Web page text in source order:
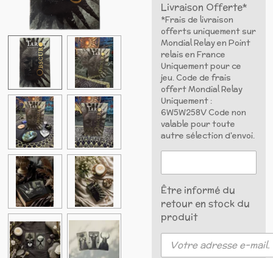
Livraison Offerte*
*Frais de livraison
offerts uniquement sur
Mondial Relay en Point
relais en France
Uniquement pour ce
jeu. Code de frais
offert Mondial Relay
Uniquement :
6W5W258V Code non
valable pour toute
autre sélection d'envoi.
Être informé du
retour en stock du
produit